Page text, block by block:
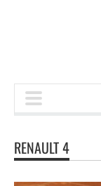
RENAULT 4